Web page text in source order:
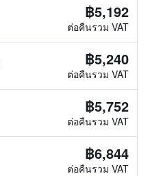
฿5,192
ต่อคืนรวม VAT
฿5,240
ต่อคืนรวม VAT
฿5,752
ต่อคืนรวม VAT
฿6,844
ต่อคืนรวม VAT